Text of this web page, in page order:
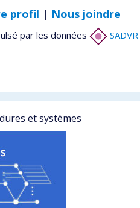
profil | Nous joindre
par les données SADVR
et systèmes